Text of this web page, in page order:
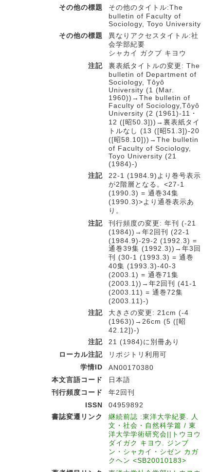
その他の標題
その他のタイトル:The
bulletin of Faculty of
Sociology, Toyo University
その他の標題
異なりアクセスタイトル:社
会学部紀要
シャカイ ガクブ キヨウ
注記
裏表紙タイトルの変更: The
bulletin of Department of
Sociology, Tôyô
University (1 (Mar.
1960))→The bulletin of
Faculty of Sociology,Tôyô
University (2 (1961)-11・
12 ([昭50.3]))→裏表紙タイ
トルなし (13 ([昭51.3])-20
([昭58.10]))→The bulletin
of Faculty of Sociology,
Toyo University (21
(1984)-)
注記
22-1 (1984.9)より巻号表示
が2階層となる。<27-1
(1990.3) = 通巻34集
(1990.3)>より通巻表示あ
り。
注記
刊行頻度の変更: 年刊 (-21
(1984))→年2回刊 (22-1
(1984.9)-29-2 (1992.3) =
通巻39集 (1992.3))→年3回
刊 (30-1 (1993.3) = 通巻
40集 (1993.3)-40-3
(2003.1) = 通巻71集
(2003.1))→年2回刊 (41-1
(2003.11) = 通巻72集
(2003.11)-)
注記
大きさの変更: 21cm (-4
(1963))→26cm (5 ([昭
42.12])-)
注記
21 (1984)に別冊あり
ローカル注記
リポジトリ利用可
学情ID
AN00170380
本文言語コード
日本語
刊行頻度コード
年2回刊
ISSN
04959892
書誌変遷リンク
継続前誌 :東洋大学紀要. 人
文・社会・自然科学篇 / 東
洋大学学術研究会||トウヨウ
ダイガク キヨウ. ジンブ
ン・シャカイ・シゼン カガ
クヘン <SB20010183>